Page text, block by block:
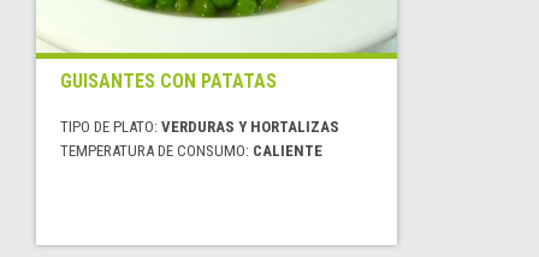
GUISANTES CON PATATAS
TIPO DE PLATO: VERDURAS Y HORTALIZAS
TEMPERATURA DE CONSUMO: CALIENTE